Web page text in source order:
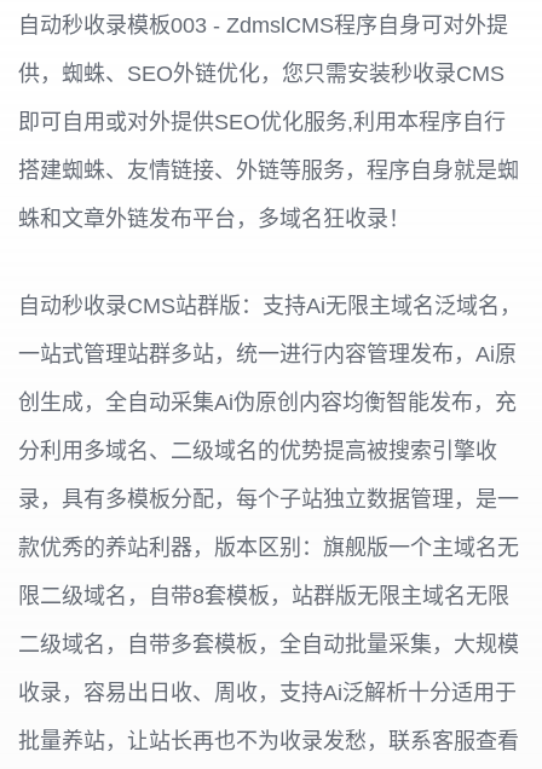
自动秒收录模板003 - ZdmslCMS程序自身可对外提
供，蜘蛛、SEO外链优化，您只需安装秒收录CMS
即可自用或对外提供SEO优化服务,利用本程序自行
搭建蜘蛛、友情链接、外链等服务，程序自身就是蜘
蛛和文章外链发布平台，多域名狂收录！
自动秒收录CMS站群版：支持Ai无限主域名泛域名，
一站式管理站群多站，统一进行内容管理发布，Ai原
创生成，全自动采集Ai伪原创内容均衡智能发布，充
分利用多域名、二级域名的优势提高被搜索引擎收
录，具有多模板分配，每个子站独立数据管理，是一
款优秀的养站利器，版本区别：旗舰版一个主域名无
限二级域名，自带8套模板，站群版无限主域名无限
二级域名，自带多套模板，全自动批量采集，大规模
收录，容易出日收、周收，支持Ai泛解析十分适用于
批量养站，让站长再也不为收录发愁，联系客服查看